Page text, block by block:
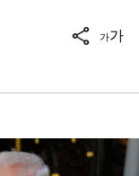
가가